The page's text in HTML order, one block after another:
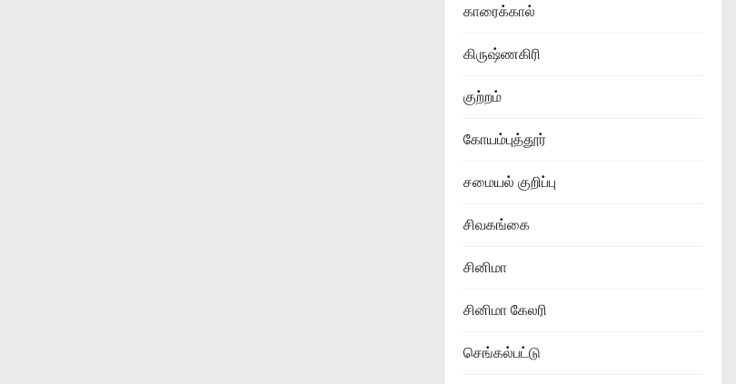
காரைக்கால்
கிருஷ்ணகிரி
குற்றம்
கோயம்புத்தூர்
சமையல் குறிப்பு
சிவகங்கை
சினிமா
சினிமா கேலரி
செங்கல்பட்டு